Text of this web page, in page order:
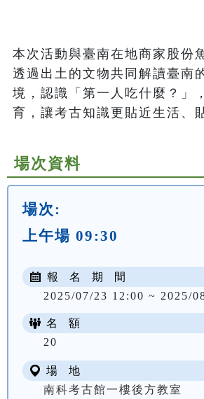
本次活動與臺南在地商家股份
透過出土的文物共同解讀臺南
境，認識「第一人吃什麼？」
育，讓考古知識更貼近生活、
場次資料
場次:
上午場 09:30
報 名 期 間
2025/07/23 12:00 ~ 2025/
名 額
20
場 地
南科考古館一樓後方教室